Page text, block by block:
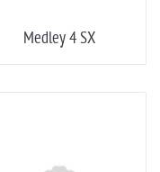
Medley 4 SX